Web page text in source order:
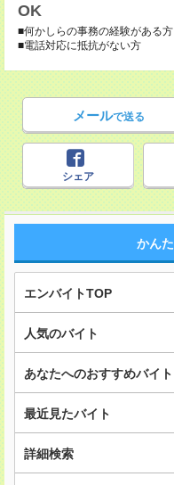
OK
■何かしらの事務の経験がある方
■電話対応に抵抗がない方
メールで送る
シェア
かん
エンバイトTOP
人気のバイト
あなたへのおすすめバイト
最近見たバイト
詳細検索